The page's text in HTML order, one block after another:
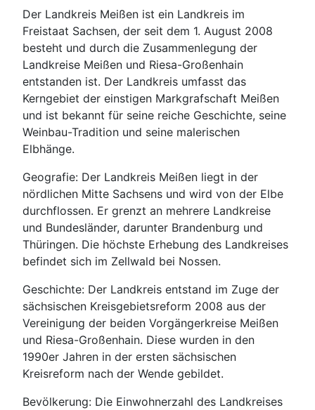
Der Landkreis Meißen ist ein Landkreis im
Freistaat Sachsen, der seit dem 1. August 2008
besteht und durch die Zusammenlegung der
Landkreise Meißen und Riesa-Großenhain
entstanden ist. Der Landkreis umfasst das
Kerngebiet der einstigen Markgrafschaft Meißen
und ist bekannt für seine reiche Geschichte, seine
Weinbau-Tradition und seine malerischen
Elbhänge.
Geografie: Der Landkreis Meißen liegt in der
nördlichen Mitte Sachsens und wird von der Elbe
durchflossen. Er grenzt an mehrere Landkreise
und Bundesländer, darunter Brandenburg und
Thüringen. Die höchste Erhebung des Landkreises
befindet sich im Zellwald bei Nossen.
Geschichte: Der Landkreis entstand im Zuge der
sächsischen Kreisgebietsreform 2008 aus der
Vereinigung der beiden Vorgängerkreise Meißen
und Riesa-Großenhain. Diese wurden in den
1990er Jahren in der ersten sächsischen
Kreisreform nach der Wende gebildet.
Bevölkerung: Die Einwohnerzahl des Landkreises